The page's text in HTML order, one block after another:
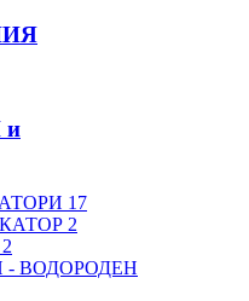
17
2
2
ВОДОРОДЕН